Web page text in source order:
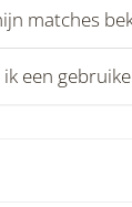
matches
een